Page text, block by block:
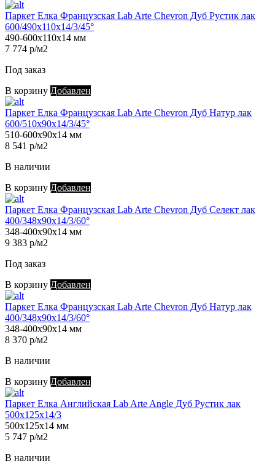
Паркет Елка Французская Lab Arte Chevron Дуб Рустик лак
600/490х110х14/3/45°
490-600х110х14 мм
7 774 р/м2
Под заказ
В корзину Добавлен
Паркет Елка Французская Lab Arte Chevron Дуб Натур лак
600/510х90х14/3/45°
510-600х90х14 мм
8 541 р/м2
В наличии
В корзину Добавлен
Паркет Елка Французская Lab Arte Chevron Дуб Селект лак
400/348х90х14/3/60°
348-400х90х14 мм
9 383 р/м2
Под заказ
В корзину Добавлен
Паркет Елка Французская Lab Arte Chevron Дуб Натур лак
400/348х90х14/3/60°
348-400х90х14 мм
8 370 р/м2
В наличии
В корзину Добавлен
Паркет Елка Английская Lab Arte Angle Дуб Рустик лак
500х125х14/3
500х125х14 мм
5 747 р/м2
В наличии